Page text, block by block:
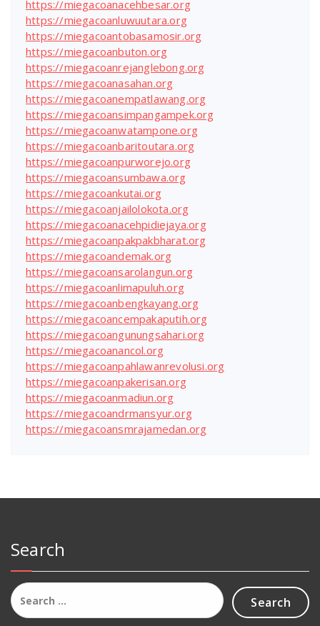
https://miegacoanacehbesar.org
https://miegacoanluwuutara.org
https://miegacoantobasamosir.org
https://miegacoanbuton.org
https://miegacoanrejanglebong.org
https://miegacoanasahan.org
https://miegacoanempatlawang.org
https://miegacoansimpangampek.org
https://miegacoanwatampone.org
https://miegacoanbaritoutara.org
https://miegacoanpurworejo.org
https://miegacoansumbawa.org
https://miegacoankutai.org
https://miegacoanjailolokota.org
https://miegacoanacehpidiejaya.org
https://miegacoanpakpakbharat.org
https://miegacoandemak.org
https://miegacoansarolangun.org
https://miegacoanlimapuluh.org
https://miegacoanbengkayang.org
https://miegacoancempakaputih.org
https://miegacoangunungsahari.org
https://miegacoanancol.org
https://miegacoanpahlawanrevolusi.org
https://miegacoanpakerisan.org
https://miegacoanmadiun.org
https://miegacoandrmansyur.org
https://miegacoansmrajamedan.org
Search
Search
for: